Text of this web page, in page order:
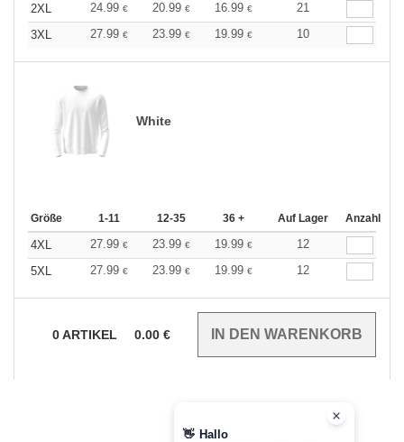
2XL
24.99 € 20.99 € 16.99 €
21
3XL
27.99 € 23.99 € 19.99 € 10
White
Größe 1-11 12-35 36 + Auf Lager Anzahl
4XL 27.99 € 23.99 € 19.99 €
12
5XL
27.99 € 23.99 € 19.99 € 12
0ARTIKEL 0.00 €
👋 Hallo